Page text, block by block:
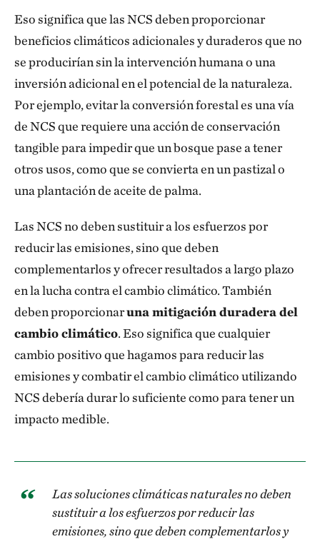
prueba una iniciativa de mercado de carbono azul
que permitirá a las comunidades beneficiarse de la
conservación y restauración de los manglares y
liderará el camino de la mitigación climática del
carbono azul en Papúa Nueva Guinea.
¿Por qué son tan importantes los manglares en
Papúa Nueva Guinea?
Papúa Nueva Guinea alberga el 75 % de los
manglares del Pacífico y es el segundo país, después
de Indonesia, en diversidad de manglares. Estos
sistemas de “
carbono azul
ayudan a mitigar el
cambio climático, dado que capturan el dióxido de
carbono y otras emisiones de gases de efecto
invernadero de la atmósfera y los almacenan en sus
suelos marinos durante milenios. Los manglares
posibilitan el empleo en la pesca y la seguridad
alimentaria, y contribuyen al florecimiento de la
biodiversidad, ya que funcionan como hábitat de
que llegan al océano desde los ríos e impiden que el
agua de mar penetre en las fuentes de agua dulce.
Eso significa que las NCS deben proporcionar
beneficios climáticos adicionales y duraderos que no
se producirían sin la intervención humana o una
inversión adicional en el potencial de la naturaleza.
Por ejemplo, evitar la conversión forestal es una vía
de NCS que requiere una acción de conservación
tangible para impedir que un bosque pase a tener
otros usos, como que se convierta en un pastizal o
una plantación de aceite de palma.
Las NCS no deben sustituir a los esfuerzos por
reducir las emisiones, sino que deben
complementarlos y ofrecer resultados a largo plazo
en la lucha contra el cambio climático. También
deben proporcionaruna mitigación duradera del
cambio climático. Eso significa que cualquier
cambio positivo que hagamos para reducir las
emisiones y combatir el cambio climático utilizando
NCS debería durar lo suficiente como para tener un
impacto medible.
Las soluciones climáticas naturales no deben
sustituir a los esfuerzos por reducir las
emisiones, sino que deben complementarlos y